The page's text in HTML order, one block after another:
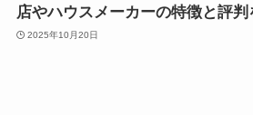
店やハウスメーカーの特徴と評判
2025年10月20日